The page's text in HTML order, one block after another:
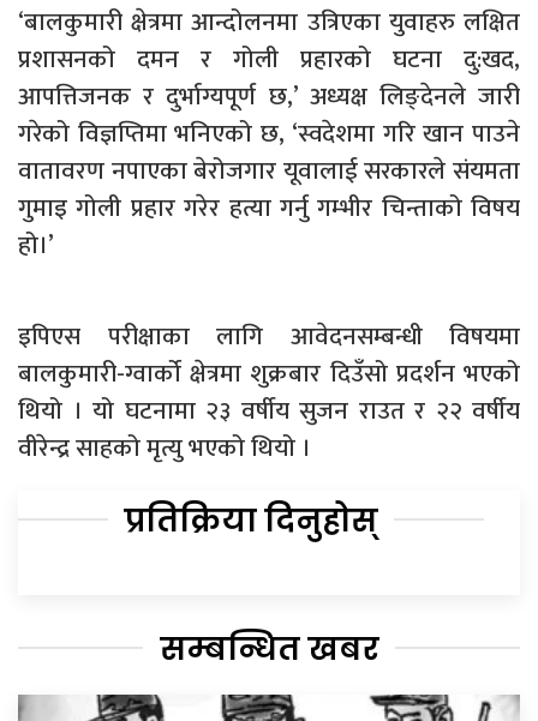
‘बालकुमारी क्षेत्रमा आन्दोलनमा उत्रिएका युवाहरु लक्षित
प्रशासनको दमन र गोली प्रहारको घटना दु:खद,
आपत्तिजनक र दुर्भाग्यपूर्ण छ,’ अध्यक्ष लिङ्देनले जारी
गरेको विज्ञप्तिमा भनिएको छ, ‘स्वदेशमा गरि खान पाउने
वातावरण नपाएका बेरोजगार यूवालाई सरकारले संयमता
गुमाइ गोली प्रहार गरेर हत्या गर्नु गम्भीर चिन्ताको विषय
हो।’
इपिएस परीक्षाका लागि आवेदनसम्बन्धी विषयमा
बालकुमारी-ग्वार्को क्षेत्रमा शुक्रबार दिउँसो प्रदर्शन भएको
थियो । यो घटनामा २३ वर्षीय सुजन राउत र २२ वर्षीय
वीरेन्द्र साहको मृत्यु भएको थियो ।
प्रतिक्रिया दिनुहोस्
सम्बन्धित खबर